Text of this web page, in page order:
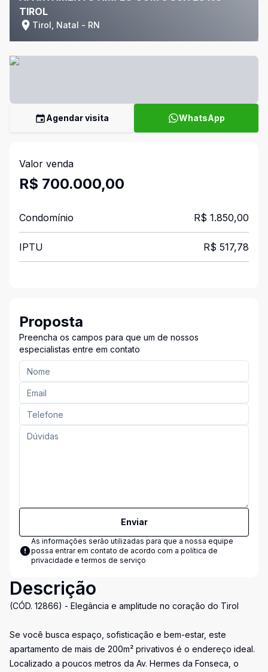
TIROL
Tirol, Natal - RN
Agendar visita WhatsApp
Valor venda
R$ 700.000,00
Condomínio R$ 1.850,00
IPTU R$ 517,78
Proposta
Preencha os campos para que um de nossos
especialistas entre em contato
Enviar
As informações serão utilizadas para que a nossa equipe
possa entrar em contato de acordo com a política de
privacidade e termos de serviço
Descrição
(CÓD. 12866) - Elegância e amplitude no coração do Tirol
Se você busca espaço, sofisticação e bem-estar, este
apartamento de mais de 200m² privativos é o endereço ideal.
Localizado a poucos metros da Av. Hermes da Fonseca, o